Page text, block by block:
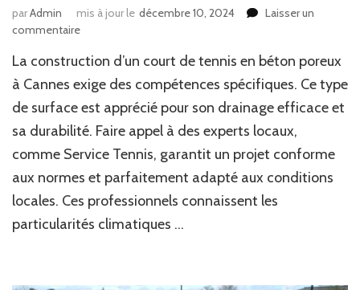
parAdmin mis à jour le décembre 10, 2024
Laisser un
commentairesur
consulter
des
experts
locaux
pour
construction
d’un
court
de
tennis
poreux
La construction d’un court de tennis en béton poreux
à Cannes exige des compétences spécifiques. Ce type
de surface est apprécié pour son drainage efficace et
sa durabilité. Faire appel à des experts locaux,
comme Service Tennis, garantit un projet conforme
aux normes et parfaitement adapté aux conditions
locales. Ces professionnels connaissent les
particularités climatiques …